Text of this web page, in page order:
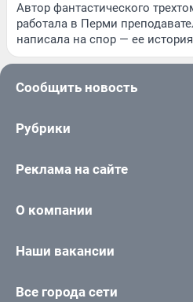
Автор фантастического
работала в Перми
написала на спор — ее история
Сообщить новость
Рубрики
Реклама на сайте
О компании
Наши вакансии
Все города сети